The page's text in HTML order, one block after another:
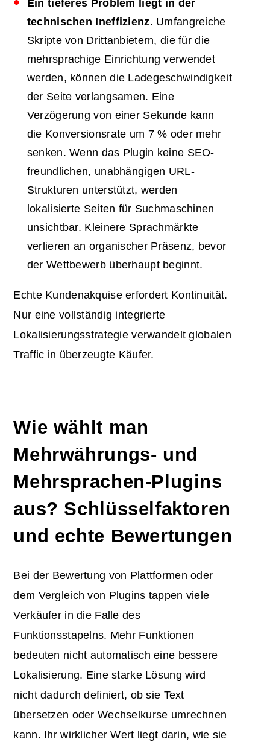
Ein tieferes Problem liegt in der
technischen Ineffizienz. Umfangreiche
Skripte von Drittanbietern, die für die
mehrsprachige Einrichtung verwendet
werden, können die Ladegeschwindigkeit
der Seite verlangsamen. Eine
Verzögerung von einer Sekunde kann
die Konversionsrate um 7 % oder mehr
senken. Wenn das Plugin keine SEO-
freundlichen, unabhängigen URL-
Strukturen unterstützt, werden
lokalisierte Seiten für Suchmaschinen
unsichtbar. Kleinere Sprachmärkte
verlieren an organischer Präsenz, bevor
der Wettbewerb überhaupt beginnt.
Echte Kundenakquise erfordert Kontinuität.
Nur eine vollständig integrierte
Lokalisierungsstrategie verwandelt globalen
Traffic in überzeugte Käufer.
Wie wählt man
Mehrwährungs- und
Mehrsprachen-Plugins
aus? Schlüsselfaktoren
und echte Bewertungen
Bei der Bewertung von Plattformen oder
dem Vergleich von Plugins tappen viele
Verkäufer in die Falle des
Funktionsstapelns. Mehr Funktionen
bedeuten nicht automatisch eine bessere
Lokalisierung. Eine starke Lösung wird
nicht dadurch definiert, ob sie Text
übersetzen oder Wechselkurse umrechnen
kann. Ihr wirklicher Wert liegt darin, wie sie